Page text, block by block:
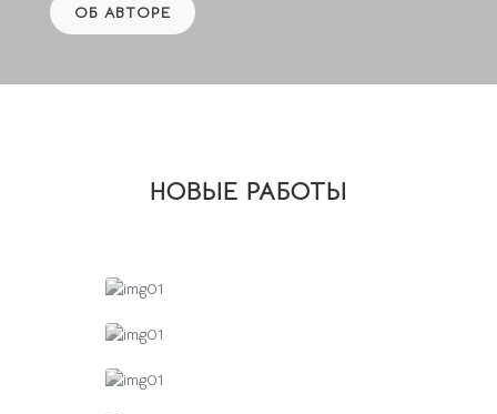
ОБ АВТОРЕ
НОВЫЕ РАБОТЫ